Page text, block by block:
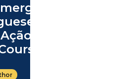
Action
Planos de
de